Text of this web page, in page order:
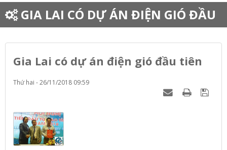
GIA LAI CÓ DỰ ÁN ĐIỆN GIÓ ĐẦU
TIÊN
Gia Lai có dự án điện gió đầu tiên
Thứ hai - 26/11/2018 09:59